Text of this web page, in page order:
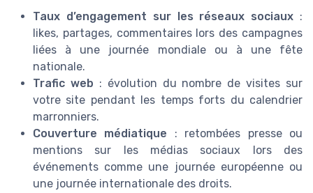
Taux d’engagement sur les réseaux sociaux :
likes, partages, commentaires lors des campagnes
liées à une journée mondiale ou à une fête
nationale.
Trafic web : évolution du nombre de visites sur
votre site pendant les temps forts du calendrier
marronniers.
Couverture médiatique : retombées presse ou
mentions sur les médias sociaux lors des
événements comme une journée européenne ou
une journée internationale des droits.